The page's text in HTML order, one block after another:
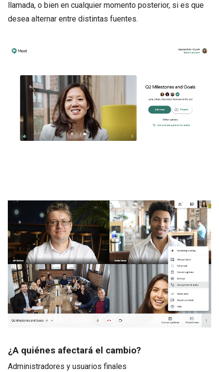
llamada, o bien en cualquier momento posterior, si es que
desea alternar entre distintas fuentes.
¿A quiénes afectará el cambio?
Administradores y usuarios finales